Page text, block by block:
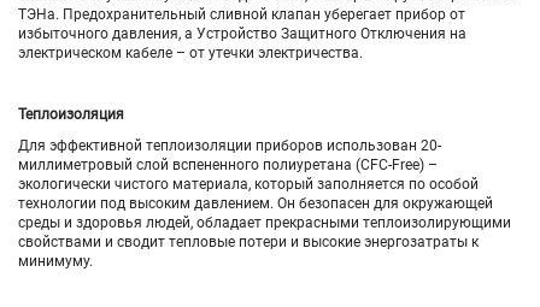
ТЭНа. Предохранительный сливной клапан уберегает прибор от
избыточного давления, а Устройство Защитного Отключения на
электрическом кабеле – от утечки электричества.
Теплоизоляция
Для эффективной теплоизоляции приборов использован 20-
миллиметровый слой вспененного полиуретана (CFC-Free) –
экологически чистого материала, который заполняется по особой
технологии под высоким давлением. Он безопасен для окружающей
среды и здоровья людей, обладает прекрасными теплоизолирующими
свойствами и сводит тепловые потери и высокие энергозатраты к
минимуму.